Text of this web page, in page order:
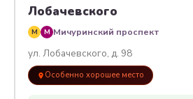
Лобачевского
M M Мичуринский проспект
ул. Лобачевского, д. 98
Особенно хорошее место